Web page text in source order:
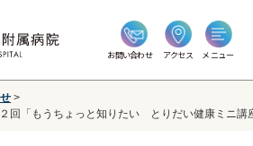
お問い合わせ アクセス メニュー
>
回「もうちょっと知りたい とりだい健康ミニ講